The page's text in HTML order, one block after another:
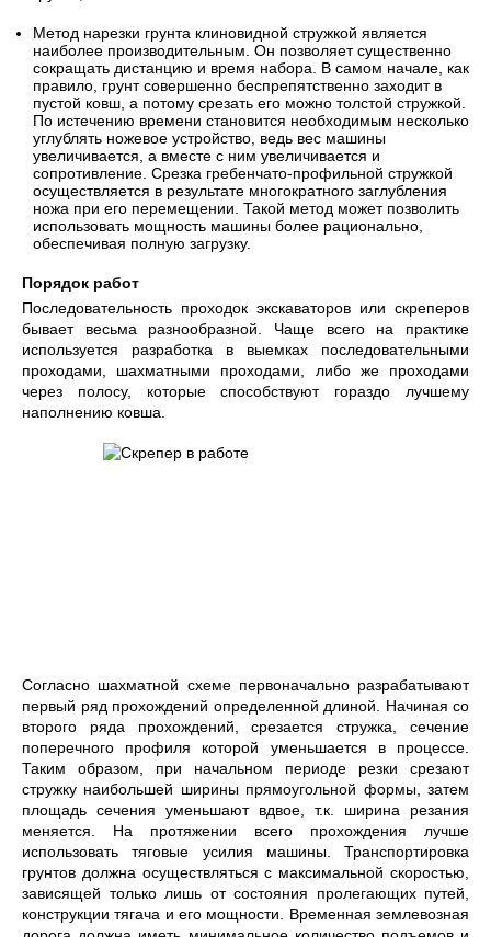
Метод нарезки грунта клиновидной стружкой является
наиболее производительным. Он позволяет существенно
сокращать дистанцию и время набора. В самом начале, как
правило, грунт совершенно беспрепятственно заходит в
пустой ковш, а потому срезать его можно толстой стружкой.
По истечению времени становится необходимым несколько
углублять ножевое устройство, ведь вес машины
увеличивается, а вместе с ним увеличивается и
сопротивление. Срезка гребенчато-профильной стружкой
осуществляется в результате многократного заглубления
ножа при его перемещении. Такой метод может позволить
использовать мощность машины более рационально,
обеспечивая полную загрузку.
Порядок работ
Последовательность проходок экскаваторов или скреперов
бывает весьма разнообразной. Чаще всего на практике
используется разработка в выемках последовательными
проходами, шахматными проходами, либо же проходами
через полосу, которые способствуют гораздо лучшему
наполнению ковша.
Согласно шахматной схеме первоначально разрабатывают
первый ряд прохождений определенной длиной. Начиная со
второго ряда прохождений, срезается стружка, сечение
поперечного профиля которой уменьшается в процессе.
Таким образом, при начальном периоде резки срезают
стружку наибольшей ширины прямоугольной формы, затем
площадь сечения уменьшают вдвое, т.к. ширина резания
меняется. На протяжении всего прохождения лучше
использовать тяговые усилия машины. Транспортировка
грунтов должна осуществляться с максимальной скоростью,
зависящей только лишь от состояния пролегающих путей,
конструкции тягача и его мощности. Временная землевозная